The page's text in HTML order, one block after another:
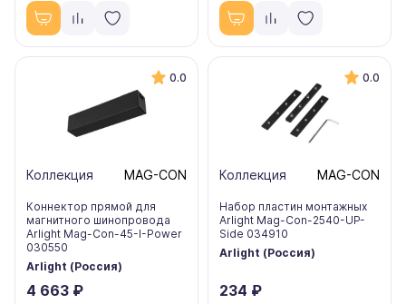
0.0
Коллекция MAG-CON
Коннектор прямой для
магнитного шинопровода
Arlight Mag-Con-45-I-Power
030550
Arlight (Россия)
4 663 ₽
0.0
Коллекция MAG-CON
Набор пластин монтажных
Arlight Mag-Con-2540-UP-
Side 034910
Arlight (Россия)
234 ₽